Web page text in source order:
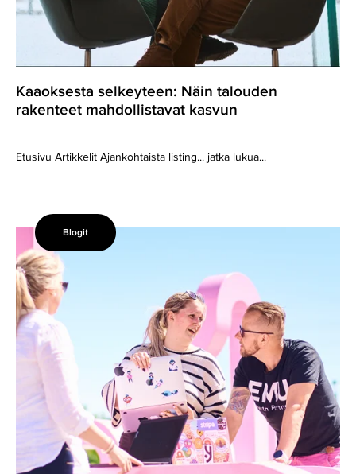
Kaaoksesta selkeyteen: Näin talouden
rakenteet mahdollistavat kasvun
Etusivu Artikkelit Ajankohtaista listing... jatka lukua...
Kasvu
ja
kaaos:
tällaista
taloudellinen
epävarmuus
arjessa
Blogit